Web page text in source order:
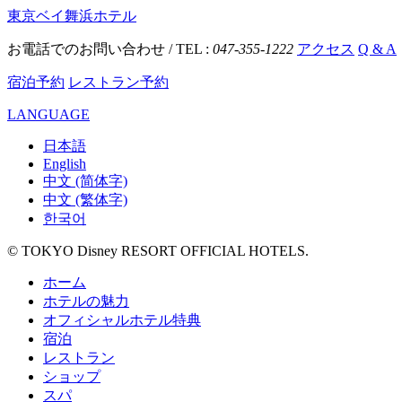
東京ベイ舞浜ホテル
お電話でのお問い合わせ / TEL : 047-355-1222 アクセス Q & A
宿泊予約 レストラン予約
LANGUAGE
日本語
English
中文 (简体字)
中文 (繁体字)
한국어
© TOKYO Disney RESORT OFFICIAL HOTELS.
ホーム
ホテルの魅力
オフィシャルホテル特典
宿泊
レストラン
ショップ
スパ